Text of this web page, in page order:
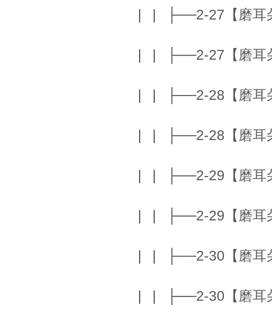
| | ├──2-27【磨耳
| | ├──2-27【磨耳
| | ├──2-28【磨耳
| | ├──2-28【磨耳
| | ├──2-29【磨耳
| | ├──2-29【磨耳
| | ├──2-30【磨耳
| | ├──2-30【磨耳